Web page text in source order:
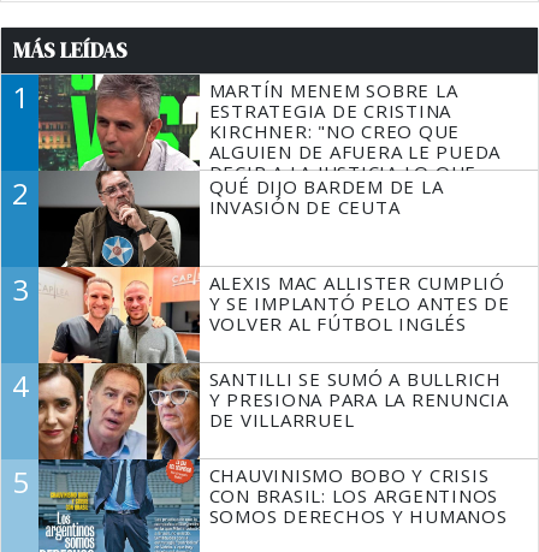
MÁS LEÍDAS
1
MARTÍN MENEM SOBRE LA
ESTRATEGIA DE CRISTINA
KIRCHNER: "NO CREO QUE
ALGUIEN DE AFUERA LE PUEDA
DECIR A LA JUSTICIA LO QUE
TIENE QUE HACER"
2
QUÉ DIJO BARDEM DE LA
INVASIÓN DE CEUTA
3
ALEXIS MAC ALLISTER CUMPLIÓ
Y SE IMPLANTÓ PELO ANTES DE
VOLVER AL FÚTBOL INGLÉS
4
SANTILLI SE SUMÓ A BULLRICH
Y PRESIONA PARA LA RENUNCIA
DE VILLARRUEL
5
CHAUVINISMO BOBO Y CRISIS
CON BRASIL: LOS ARGENTINOS
SOMOS DERECHOS Y HUMANOS